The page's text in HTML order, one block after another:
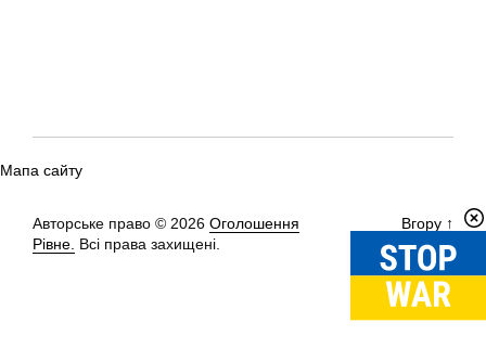
Мапа сайту
Авторське право © 2026 Оголошення
Рівне. Всі права захищені.
Вгору ↑